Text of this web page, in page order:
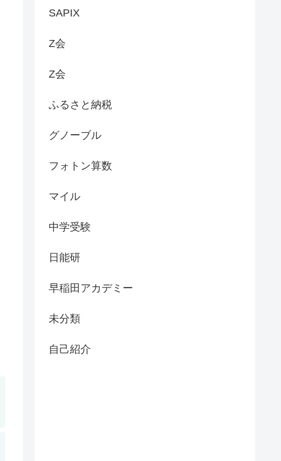
SAPIX
Z会
Z会
ふるさと納税
グノーブル
フォトン算数
マイル
中学受験
日能研
早稲田アカデミー
未分類
自己紹介